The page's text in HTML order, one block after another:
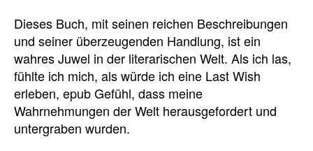
Dieses Buch, mit seinen reichen Beschreibungen
und seiner überzeugenden Handlung, ist ein
wahres Juwel in der literarischen Welt. Als ich las,
fühlte ich mich, als würde ich eine Last Wish
erleben, epub Gefühl, dass meine
Wahrnehmungen der Welt herausgefordert und
untergraben wurden.